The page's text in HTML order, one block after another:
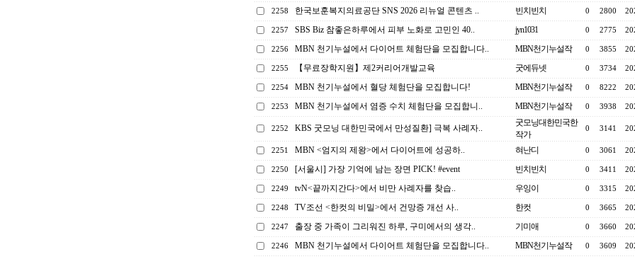
2258 한국보훈복지의료공단 SNS 2026 리뉴얼 콘텐츠 .. 빈치빈치 0 2800
2257 SBS Biz 참좋은하루에서 피부 노화로 고민인 40.. jyn1031 0 2775
2256 MBN 천기누설에서 다이어트 체험단을 모집합니다.. MBN천기누설작 0 3855
2255 【무료장학지원】제2커리어개발교육 굿에듀넷 0 3734
2254 MBN 천기누설에서 혈당 체험단을 모집합니다! MBN천기누설작 0 8222
2253 MBN 천기누설에서 염증 수치 체험단을 모집합니.. MBN천기누설작 0 3938
2252 KBS 굿모닝 대한민국에서 만성질환] 극복 사례자..
굿모닝대한민국한
작가
0 3141
2251 MBN <엄지의 제왕>에서 다이어트에 성공하.. 혀난디 0 3061
2250 [서울시] 가장 기억에 남는 장면 PICK! #event 빈치빈치 0 3411
2249 tvN<끝까지간다>에서 비만 사례자를 찾습.. 우잉이 0 3315
2248 TV조선 <한컷의 비밀>에서 건망증 개선 사.. 한컷 0 3665
2247 출장 중 가족이 그리워진 하루, 구미에서의 생각.. 기미애 0 3660
2246 MBN 천기누설에서 다이어트 체험단을 모집합니다.. MBN천기누설작 0 3609